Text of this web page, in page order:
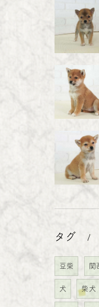
タグ
豆柴 関
犬 柴犬